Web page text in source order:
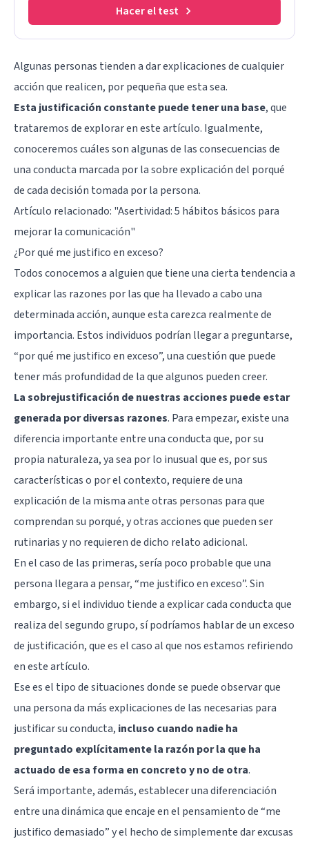
Hacer el test
Algunas personas tienden a dar explicaciones de cualquier
acción que realicen, por pequeña que esta sea.
Esta justificación constante puede tener una base, que
trataremos de explorar en este artículo. Igualmente,
conoceremos cuáles son algunas de las consecuencias de
una conducta marcada por la sobre explicación del porqué
de cada decisión tomada por la persona.
Artículo relacionado: "Asertividad: 5 hábitos básicos para
mejorar la comunicación"
¿Por qué me justifico en exceso?
Todos conocemos a alguien que tiene una cierta tendencia a
explicar las razones por las que ha llevado a cabo una
determinada acción, aunque esta carezca realmente de
importancia. Estos individuos podrían llegar a preguntarse,
“por qué me justifico en exceso”, una cuestión que puede
tener más profundidad de la que algunos pueden creer.
La sobrejustificación de nuestras acciones puede estar
generada por diversas razones. Para empezar, existe una
diferencia importante entre una conducta que, por su
propia naturaleza, ya sea por lo inusual que es, por sus
características o por el contexto, requiere de una
explicación de la misma ante otras personas para que
comprendan su porqué, y otras acciones que pueden ser
rutinarias y no requieren de dicho relato adicional.
En el caso de las primeras, sería poco probable que una
persona llegara a pensar, “me justifico en exceso”. Sin
embargo, si el individuo tiende a explicar cada conducta que
realiza del segundo grupo, sí podríamos hablar de un exceso
de justificación, que es el caso al que nos estamos refiriendo
en este artículo.
Ese es el tipo de situaciones donde se puede observar que
una persona da más explicaciones de las necesarias para
justificar su conducta, incluso cuando nadie ha
preguntado explícitamente la razón por la que ha
actuado de esa forma en concreto y no de otra.
Será importante, además, establecer una diferenciación
entre una dinámica que encaje en el pensamiento de “me
justifico demasiado” y el hecho de simplemente dar excusas